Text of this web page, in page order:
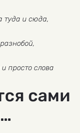
туда и сюда,
просто слова
сами